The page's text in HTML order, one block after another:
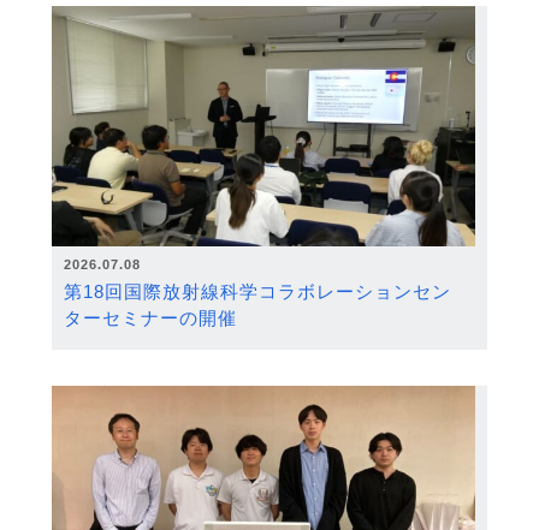
2026.07.08
第18回国際放射線科学コラボレーションセン
ターセミナーの開催